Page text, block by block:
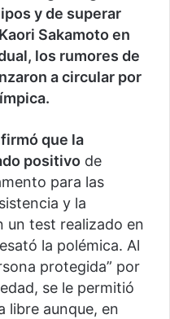
y de superar
Sakamoto en
los rumores de
a circular por
que la
positivo de
para las
y la
un test realizado en
la polémica. Al
protegida” por
se le permitió
libre aunque, en